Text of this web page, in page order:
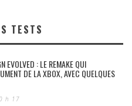
TESTS
EVOLVED : LE REMAKE QUI
DE LA XBOX, AVEC QUELQUES
h 17